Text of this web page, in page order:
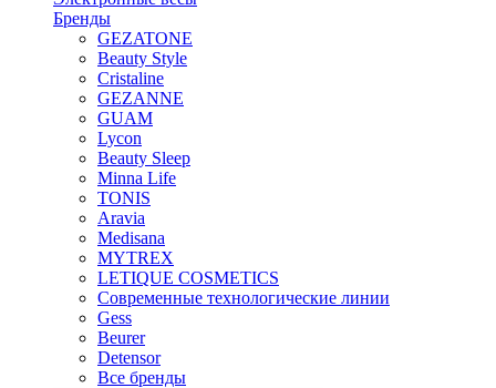
Бренды
GEZATONE
Beauty Style
Cristaline
GEZANNE
GUAM
Lycon
Beauty Sleep
Minna Life
TONIS
Aravia
Medisana
MYTREX
LETIQUE COSMETICS
Современные технологические линии
Gess
Beurer
Detensor
Все бренды